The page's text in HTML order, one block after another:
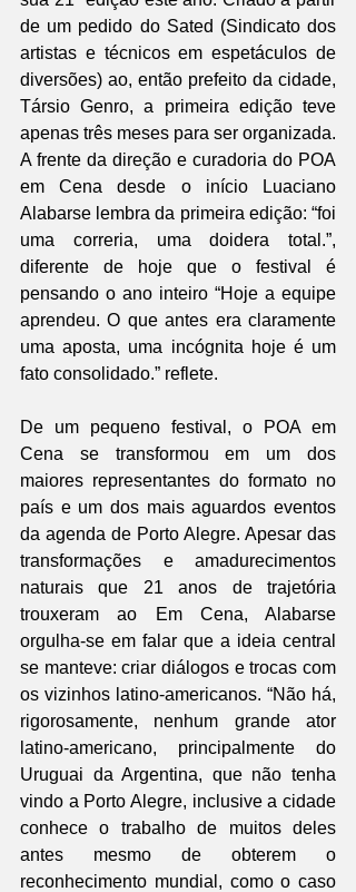
de um pedido do Sated (Sindicato dos
artistas e técnicos em espetáculos de
diversões) ao, então prefeito da cidade,
Társio Genro, a primeira edição teve
apenas três meses para ser organizada.
A frente da direção e curadoria do POA
em Cena desde o início Luaciano
Alabarse lembra da primeira edição: “foi
uma correria, uma doidera total.”,
diferente de hoje que o festival é
pensando o ano inteiro “Hoje a equipe
aprendeu. O que antes era claramente
uma aposta, uma incógnita hoje é um
fato consolidado.” reflete.
De um pequeno festival, o POA em
Cena se transformou em um dos
maiores representantes do formato no
país e um dos mais aguardos eventos
da agenda de Porto Alegre. Apesar das
transformações e amadurecimentos
naturais que 21 anos de trajetória
trouxeram ao Em Cena, Alabarse
orgulha-se em falar que a ideia central
se manteve: criar diálogos e trocas com
os vizinhos latino-americanos. “Não há,
rigorosamente, nenhum grande ator
latino-americano, principalmente do
Uruguai da Argentina, que não tenha
vindo a Porto Alegre, inclusive a cidade
conhece o trabalho de muitos deles
antes mesmo de obterem o
reconhecimento mundial, como o caso